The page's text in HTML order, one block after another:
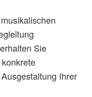
Sie
Ihrer